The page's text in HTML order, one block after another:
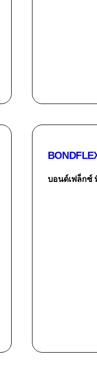
บอนด์เฟล็กซ์